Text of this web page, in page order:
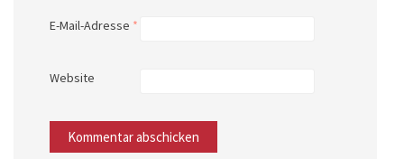
E-Mail-Adresse *
Website